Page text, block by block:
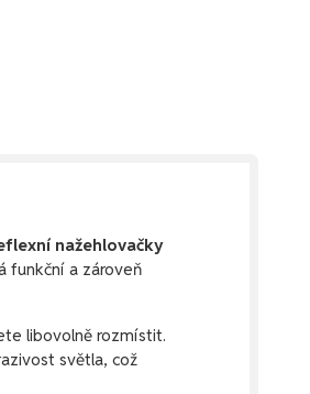
nažehlovačky
funkční a zároveň
libovolně rozmístit.
světla, což